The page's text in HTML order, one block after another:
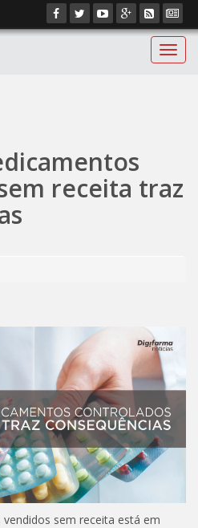
receita traz
sem receita está em